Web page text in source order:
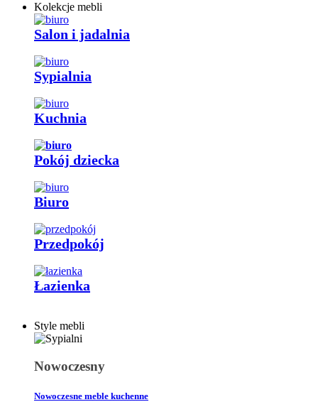
Kolekcje mebli
Salon i jadalnia
Sypialnia
Kuchnia
Pokój dziecka
Biuro
Przedpokój
Łazienka
Style mebli
Nowoczesny
Nowoczesne meble kuchenne